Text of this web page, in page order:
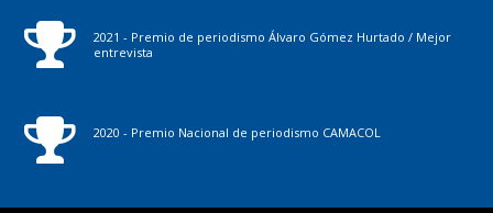
2021 - Premio de periodismo Álvaro Gómez Hurtado / Mejor
entrevista
2020 - Premio Nacional de periodismo CAMACOL